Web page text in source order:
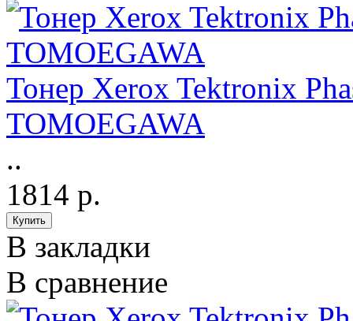
Тонер Xerox Tektronix
TOMOEGAWA
..
1814 р.
В закладки
В сравнение